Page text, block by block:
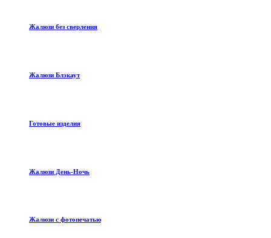
Жалюзи без сверления
Жалюзи Блэкаут
Готовые изделия
Жалюзи День-Ночь
Жалюзи с фотопечатью